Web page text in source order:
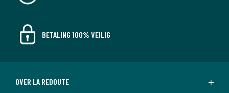
BETALING 100% VEILIG
OVER LA REDOUTE